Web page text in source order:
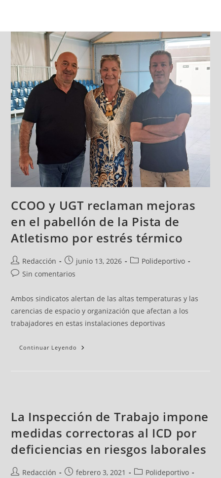
CCOO y UGT reclaman mejoras
en el pabellón de la Pista de
Atletismo por estrés térmico
Redacción junio 13, 2026
Polideportivo
Sin comentarios
Ambos sindicatos alertan de las altas temperaturas y las
carencias de espacio y organización que afectan a los
trabajadores en estas instalaciones deportivas
Continuar Leyendo
La Inspección de Trabajo impone
medidas correctoras al ICD por
deficiencias en riesgos laborales
Redacción febrero 3, 2021
Polideportivo